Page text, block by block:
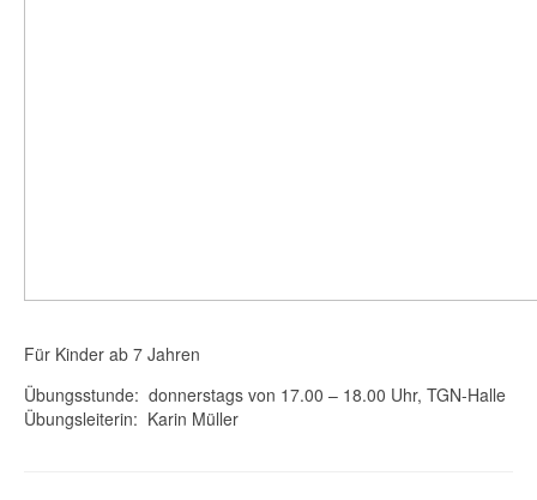
Für Kinder ab 7 Jahren
Übungsstunde: donnerstags von 17.00 – 18.00 Uhr, TGN-Halle
Übungsleiterin: Karin Müller